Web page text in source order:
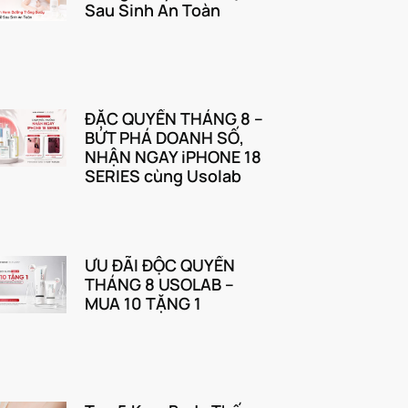
Sau Sinh An Toàn
ĐẶC QUYỀN THÁNG 8 –
BỨT PHÁ DOANH SỐ,
NHẬN NGAY iPHONE 18
SERIES cùng Usolab
ƯU ĐÃI ĐỘC QUYỀN
THÁNG 8 USOLAB –
MUA 10 TẶNG 1